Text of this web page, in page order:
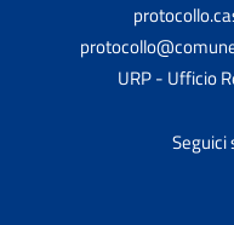
URP - Ufficio
Seguici